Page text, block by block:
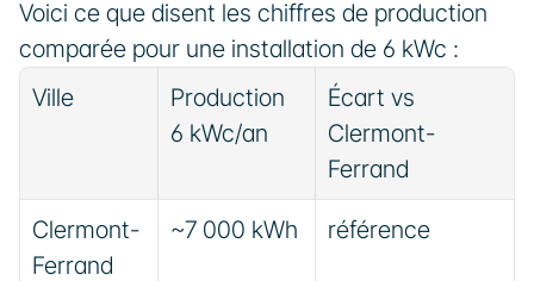
Voici ce que disent les chiffres de production
comparée pour une installation de 6 kWc :
Ville
Production
6 kWc/an
Écart vs
Clermont-
Ferrand
Clermont-
Ferrand
~7 000 kWh référence